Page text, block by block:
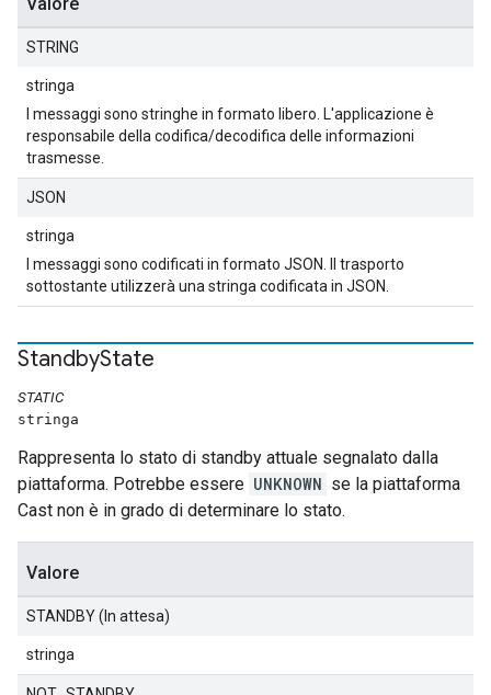
STRING
stringa
I messaggi sono stringhe in formato libero. L'applicazione è
responsabile della codifica/decodifica delle informazioni
trasmesse.
JSON
stringa
I messaggi sono codificati in formato JSON. Il trasporto
sottostante utilizzerà una stringa codificata in JSON.
StandbyState
STATIC
stringa
Rappresenta lo stato di standby attuale segnalato dalla
piattaforma. Potrebbe essere UNKNOWN se la piattaforma
Cast non è in grado di determinare lo stato.
Valore
STANDBY (In attesa)
stringa